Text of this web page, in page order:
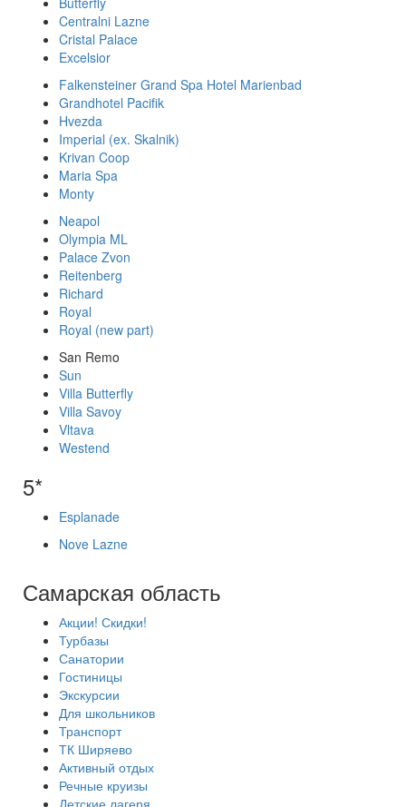
Centralni Lazne
Cristal Palace
Excelsior
Falkensteiner Grand Spa Hotel Marienbad
Grandhotel Pacifik
Hvezda
Imperial (ex. Skalnik)
Krivan Coop
Maria Spa
Monty
Neapol
Olympia ML
Palace Zvon
Reitenberg
Richard
Royal
Royal (new part)
San Remo
Sun
Villa Butterfly
Villa Savoy
Vltava
Westend
5*
Esplanade
Nove Lazne
Самарская область
Акции! Скидки!
Турбазы
Санатории
Гостиницы
Экскурсии
Для школьников
Транспорт
ТК Ширяево
Активный отдых
Речные круизы
Детские лагеря